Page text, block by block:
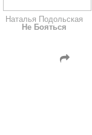
Наталья Подольская
Не Бояться